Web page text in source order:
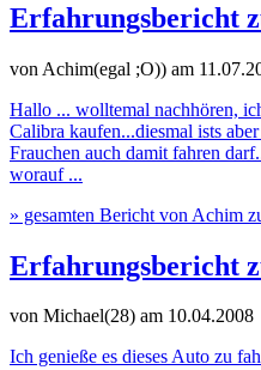
Erfahrungsbericht
von Achim(egal ;O)) am
Hallo ... wolltemal nachhören,
Calibra kaufen...diesmal ists
Frauchen auch damit fahren
worauf ...
» gesamten Bericht von Achim
Erfahrungsbericht
von Michael(28) am 10.04.2008
Ich genieße es dieses Auto zu